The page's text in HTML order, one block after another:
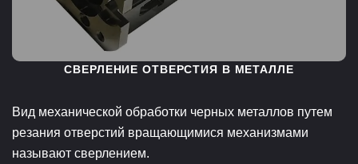
СВЕРЛЕНИЕ ОТВЕРСТИЯ В МЕТАЛЛЕ
Вид механической обработки черных металлов путем
резания отверстий вращающимися механизмами
называют сверлением.